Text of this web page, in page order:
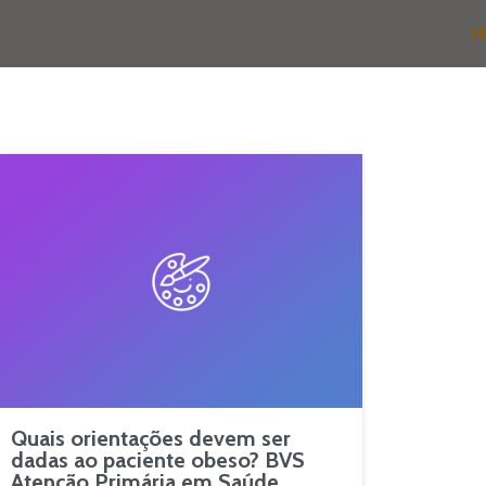
Quais orientações devem ser
dadas ao paciente obeso? BVS